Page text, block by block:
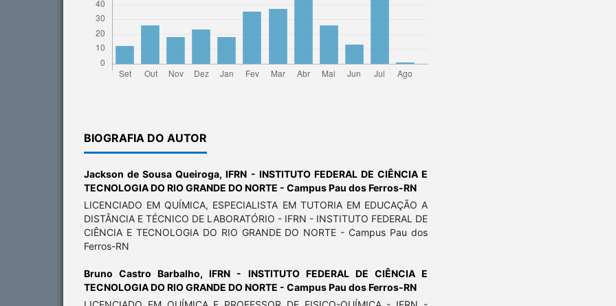
BIOGRAFIA DO AUTOR
Jackson de Sousa Queiroga,IFRN - INSTITUTO FEDERAL DE CIÊNCIA E
TECNOLOGIA DO RIO GRANDE DO NORTE - Campus Pau dos Ferros-RN
LICENCIADO EM QUÍMICA, ESPECIALISTA EM TUTORIA EM EDUCAÇÃO A
DISTÂNCIA E TÉCNICO DE LABORATÓRIO - IFRN - INSTITUTO FEDERAL DE
CIÊNCIA E TECNOLOGIA DO RIO GRANDE DO NORTE - Campus Pau dos
Ferros-RN
Bruno Castro Barbalho,IFRN - INSTITUTO FEDERAL DE CIÊNCIA E
TECNOLOGIA DO RIO GRANDE DO NORTE - Campus Pau dos Ferros-RN